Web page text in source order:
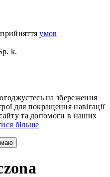
прийняттяумов
k.
на збереження
для покращення навігації
та допомоги в наших
більше